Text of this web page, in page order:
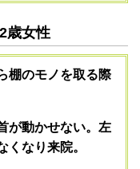
歳女性
棚のモノを取る際
が動かせない。左
くなり来院。